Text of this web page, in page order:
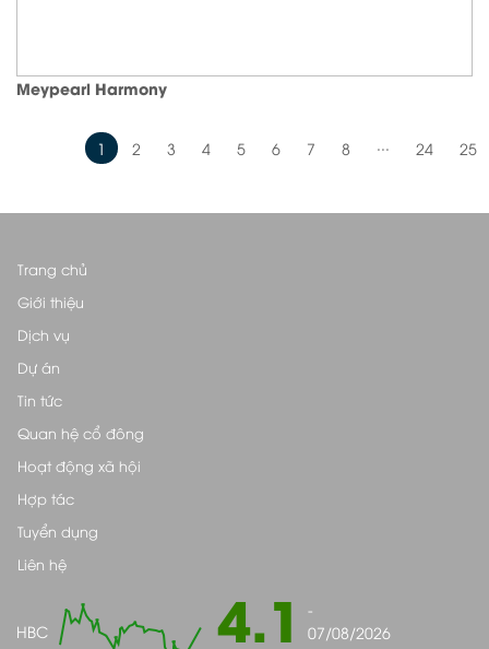
Meypearl Harmony
1 2 3 4 5 6 7 8 ... 24 25
Trang chủ
Giới thiệu
Dịch vụ
Dự án
Tin tức
Quan hệ cổ đông
Hoạt động xã hội
Hợp tác
Tuyển dụng
Liên hệ
HBC 4.1
-
07/08/2026